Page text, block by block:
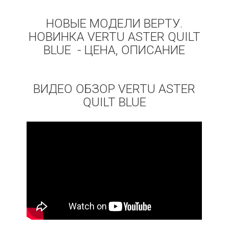
НОВЫЕ МОДЕЛИ ВЕРТУ.
НОВИНКА VERTU ASTER QUILT
BLUE - ЦЕНА, ОПИСАНИЕ
ВИДЕО ОБЗОР VERTU ASTER
QUILT BLUE